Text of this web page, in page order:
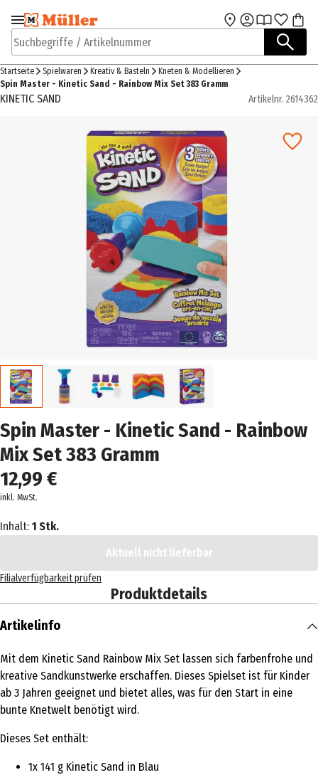
Zur Navigation
springen
Zum Hauptinhalt
Suchbegriffe / Artikelnummer
Startseite Spielwaren Kreativ & Basteln
Kneten & Modellieren
Spin Master - Kinetic Sand - Rainbow Mix Set 383 Gramm
KINETIC SAND Artikelnr. 2614362
Spin Master - Kinetic Sand - Rainbow
Mix Set 383 Gramm
12,99 €
inkl. MwSt.
Inhalt: 1 Stk.
Aktuell nicht lieferbar
Filialverfügbarkeit prüfen
Produktdetails
Artikelinfo
Mit dem Kinetic Sand Rainbow Mix Set lassen sich farbenfrohe und
kreative Sandkunstwerke erschaffen. Dieses Spielset ist für Kinder
ab 3 Jahren geeignet und bietet alles, was für den Start in eine
bunte Knetwelt benötigt wird.
Dieses Set enthält:
1x 141 g Kinetic Sand in Blau